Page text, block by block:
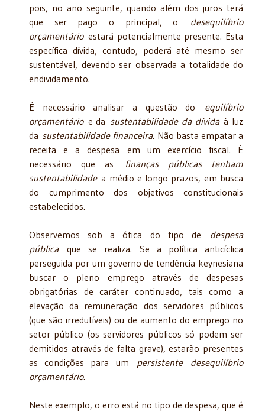
pois, no ano seguinte, quando além dos juros terá
que ser pago o principal, o desequilíbrio
orçamentárioestará potencialmente presente. Esta
específica dívida, contudo, poderá até mesmo ser
sustentável, devendo ser observada a totalidade do
endividamento.
É necessário analisar a questão do equilíbrio
orçamentárioe da sustentabilidade da dívidaà luz
da sustentabilidade financeira. Não basta empatar a
receita e a despesa em um exercício fiscal. É
necessário que as
finanças públicas tenham
sustentabilidadea médio e longo prazos, em busca
do cumprimento dos objetivos constitucionais
estabelecidos.
Observemos sob a ótica do tipo de despesa
públicaque se realiza. Se a política anticíclica
perseguida por um governo de tendência keynesiana
buscar o pleno emprego através de despesas
obrigatórias de caráter continuado, tais como a
elevação da remuneração dos servidores públicos
(que são irredutíveis) ou de aumento do emprego no
setor público (os servidores públicos só podem ser
demitidos através de falta grave), estarão presentes
as condições para um persistente
desequilíbrio
orçamentário.
Neste exemplo, o erro está no tipo de despesa, que é